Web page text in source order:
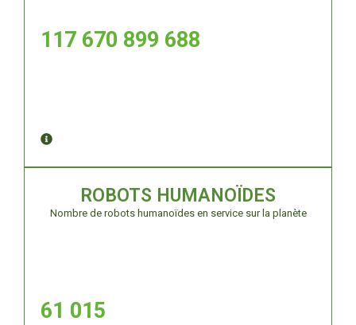
117 670 899 691
ROBOTS HUMANOÏDES
Nombre de robots humanoïdes en service sur la planète
61 015